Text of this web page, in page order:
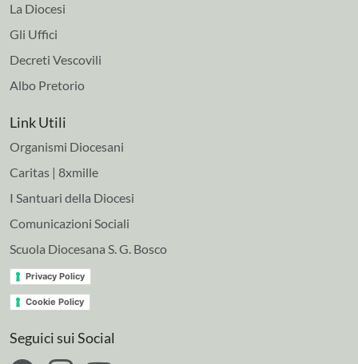
La Diocesi
Gli Uffici
Decreti Vescovili
Albo Pretorio
Link Utili
Organismi Diocesani
Caritas | 8xmille
I Santuari della Diocesi
Comunicazioni Sociali
Scuola Diocesana S. G. Bosco
Privacy Policy
Cookie Policy
Seguici sui Social